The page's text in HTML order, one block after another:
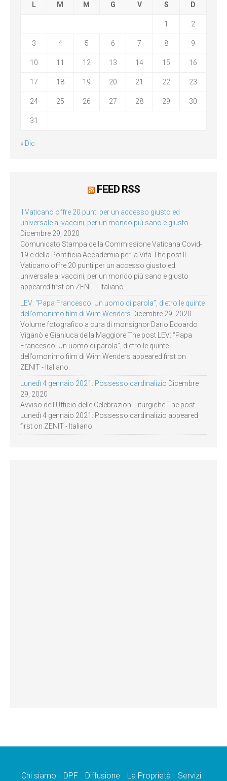
L M M G V S D
1 2
3 4 5 6 7 8 9
10 11 12 13 14 15 16
17 18 19 20 21 22 23
24 25 26 27 28 29 30
31
« Dic
FEED RSS
Il Vaticano offre 20 punti per un accesso giusto ed
universale ai vaccini, per un mondo più sano e giusto
Dicembre 29, 2020
Comunicato Stampa della Commissione Vaticana Covid-
19 e della Pontificia Accademia per la Vita The post Il
Vaticano offre 20 punti per un accesso giusto ed
universale ai vaccini, per un mondo più sano e giusto
appeared first on ZENIT - Italiano.
LEV: “Papa Francesco. Un uomo di parola”, dietro le quinte
dell’omonimo film di Wim Wenders Dicembre 29, 2020
Volume fotografico a cura di monsignor Dario Edoardo
Viganò e Gianluca della Maggiore The post LEV: “Papa
Francesco. Un uomo di parola”, dietro le quinte
dell’omonimo film di Wim Wenders appeared first on
ZENIT - Italiano.
Lunedì 4 gennaio 2021: Possesso cardinalizio Dicembre
29, 2020
Avviso dell’Ufficio delle Celebrazioni Liturgiche The post
Lunedì 4 gennaio 2021: Possesso cardinalizio appeared
first on ZENIT - Italiano.
Chi siamo DPF Diffusione La Proprietà Servizi